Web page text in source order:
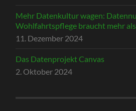
Mehr Datenkultur wagen:
Wohlfahrtspflege braucht mehr
11. Dezember 2024
Das Datenprojekt Canvas
2. Oktober 2024